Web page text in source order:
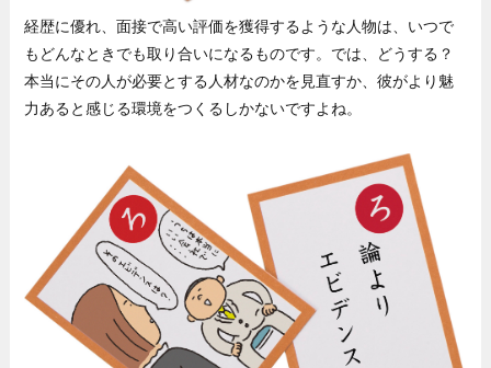
経歴に優れ、面接で高い評価を獲得するような人物は、いつで
もどんなときでも取り合いになるものです。では、どうする？
本当にその人が必要とする人材なのかを見直すか、彼がより魅
力あると感じる環境をつくるしかないですよね。